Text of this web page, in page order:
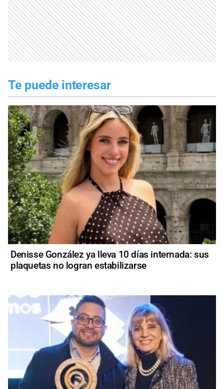
Te puede interesar
Denisse González ya lleva 10 días internada: sus
plaquetas no logran estabilizarse